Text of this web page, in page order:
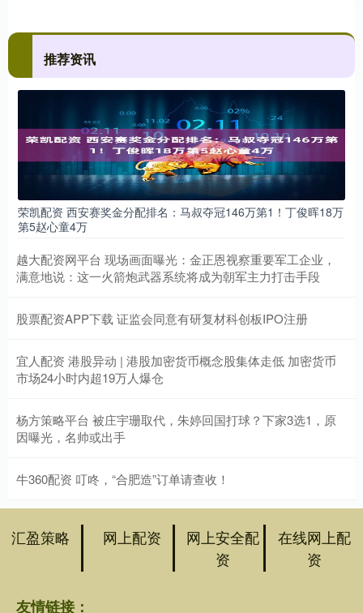
推荐资讯
荣凯配资 西安赛奖金分配排名：马叔夺冠146万第1！丁俊晖18万
第5赵心童4万
越大配资网平台 现场画面曝光：金正恩视察重要军工企业，
满意地说：这一火箭炮武器系统将成为朝军主力打击手段
股票配资APP下载 证监会同意有研复材科创板IPO注册
宜人配资 港股异动 | 港股加密货币概念股集体走低 加密货币
市场24小时内超19万人爆仓
杨方策略平台 被庄宇珊取代，朱婷回国打球？下家3选1，原
因曝光，名帅或出手
牛360配资 叮咚，“合肥造”订单请查收！
汇盈策略 网上配资
网上安全配
资
在线网上配
资
友情链接：